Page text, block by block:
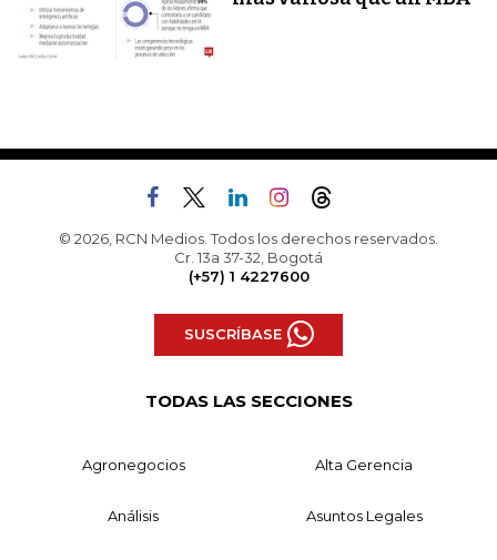
© 2026, RCN Medios. Todos los derechos reservados.
Cr. 13a 37-32, Bogotá
(+57) 1 4227600
SUSCRÍBASE
TODAS LAS SECCIONES
Agronegocios Alta Gerencia
Análisis Asuntos Legales